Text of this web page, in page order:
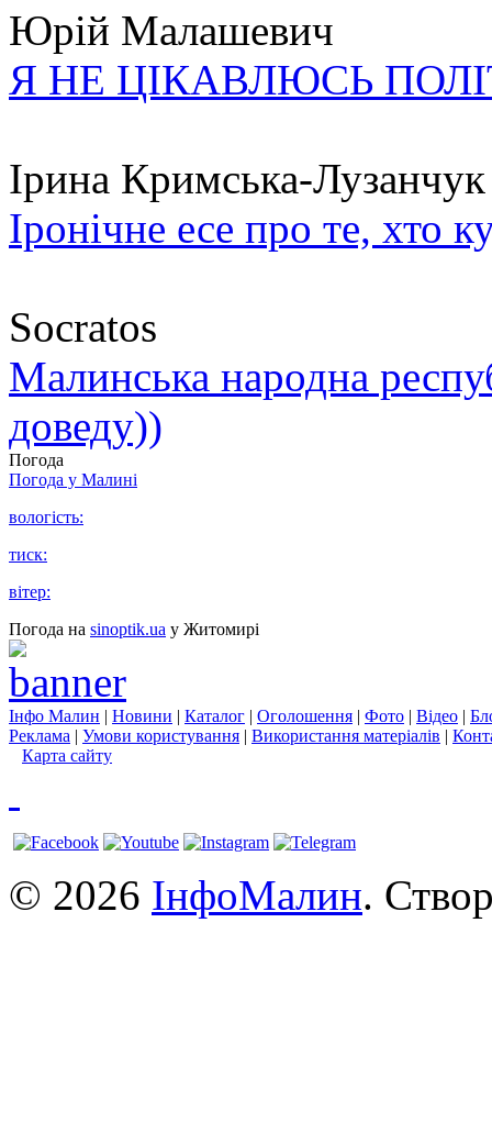
Юрій Малашевич
Я НЕ ЦІКАВЛЮСЬ
Ірина Кримська-Лузанчук
Іронічне есе про те, хто
Socratos
Малинська народна
доведу))
Погода
Погода у Малині
вологість:
тиск:
вітер:
Погода на sinoptik.ua у Житомирі
Інфо Малин | Новини | Каталог | Оголошення | Фото | Відео |
Реклама | Умови користування | Використання матеріалів |
Карта сайту
© 2026 ІнфоМалин.